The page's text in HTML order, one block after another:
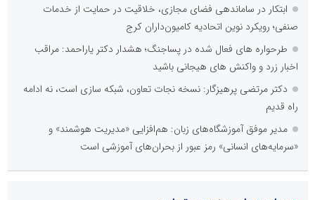
ابتکار در ساماندهی فضای مجازی، خلاقیت در حمایت از خدمات
صنفی؛ رویکرد نوین اتحادیه کامیون‌داران کرج
طرحواره های فعال شده در پساجنگ؛ هشدار دکتر یاراحمد: مراقب
اخبار زرد و واکنش های هیجانی باشید
دکتر مرتضی پرهیزگار: نسخه نجات تعاون، شبکه سازی است، نه ادامه
راه قدیم
مدیر موفق آموزشگاه‌های زبان: هم‌افزایی «مدیریت هوشمند» و
«سرمایه‌های انسانی» رمز عبور از بحران‌های آموزشی است